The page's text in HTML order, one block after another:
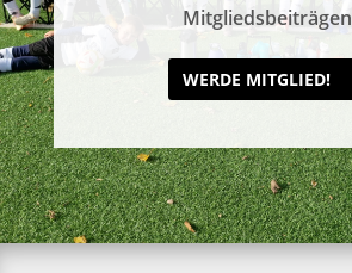
Mitgliedsbeiträgen
WERDE MITGLIED!